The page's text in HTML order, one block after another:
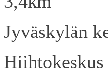
Jyväskylän